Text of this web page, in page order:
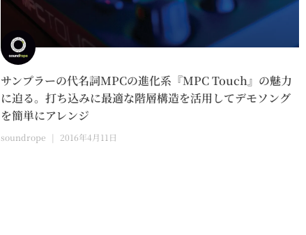
サンプラーの代名詞MPCの進化系『MPC Touch』の魅力
に迫る。打ち込みに最適な階層構造を活用してデモソング
を簡単にアレンジ
soundrope 2016年4月11日